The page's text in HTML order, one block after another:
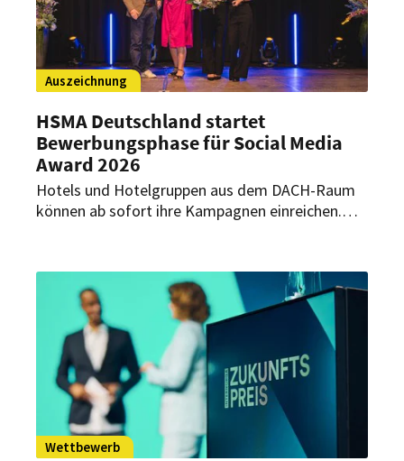
Auszeichnung
HSMA Deutschland startet
Bewerbungsphase für Social Media
Award 2026
Hotels und Hotelgruppen aus dem DACH-Raum
können ab sofort ihre Kampagnen einreichen.
Wettbewerb